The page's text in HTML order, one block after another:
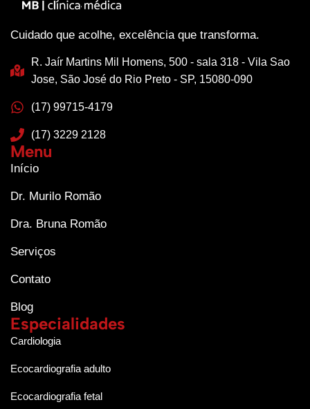
Cuidado que acolhe, excelência que transforma.
R. Jaír Martins Mil Homens, 500 - sala 318 - Vila Sao
Jose, São José do Rio Preto - SP, 15080-090
(17) 99715-4179
(17) 3229 2128
Menu
Início
Dr. Murilo Romão
Dra. Bruna Romão
Serviços
Contato
Blog
Especialidades
Cardiologia
Ecocardiografia adulto
Ecocardiografia fetal